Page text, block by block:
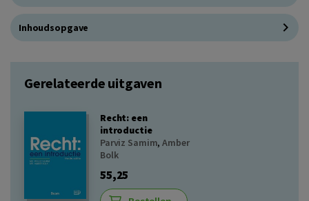
Inhoudsopgave
Gerelateerde uitgaven
Recht: een
introductie
Parviz Samim,Amber
Bolk
55,25